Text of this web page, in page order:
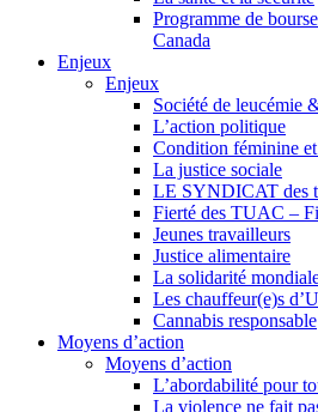
Programme de
Canada
Enjeux
Enjeux
Société de leucémie
L’action politique
Condition féminine et
La justice sociale
LE SYNDICAT des
Fierté des TUAC –
Jeunes travailleurs
Justice alimentaire
La solidarité
Les chauffeur(e)s
Cannabis responsable
Moyens d’action
Moyens d’action
L’abordabilité pour
La violence ne fait